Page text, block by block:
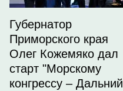
Губернатор
Приморского края
Олег Кожемяко дал
старт "Морскому
конгрессу – Дальний